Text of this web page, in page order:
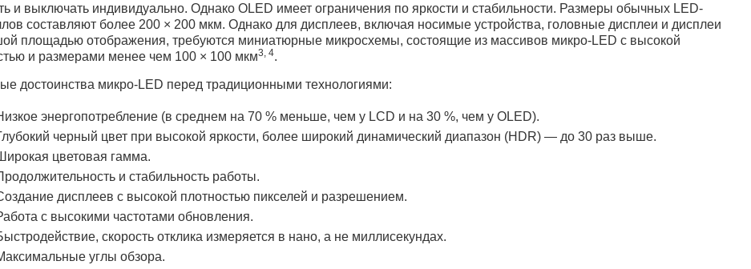
и выключать индивидуально. Однако OLED имеет ограничения по яркости и стабильности. Размеры обычных LED-
составляют более 200 × 200 мкм. Однако для дисплеев, включая носимые устройства, головные дисплеи и дисплеи
площадью отображения, требуются миниатюрные микросхемы, состоящие из массивов микро-LED с высокой
и размерами менее чем 100 × 100 мкм3, 4.
достоинства микро-LED перед традиционными технологиями:
энергопотребление (в среднем на 70 % меньше, чем у LCD и на 30 %, чем у OLED).
черный цвет при высокой яркости, более широкий динамический диапазон (HDR) — до 30 раз выше.
цветовая гамма.
и стабильность работы.
дисплеев с высокой плотностью пикселей и разрешением.
с высокими частотами обновления.
скорость отклика измеряется в нано, а не миллисекундах.
углы обзора.